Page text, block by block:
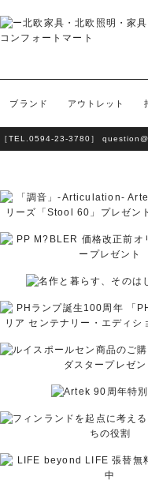
ブランド アウトレット
［TEL. 0594-23-3780］